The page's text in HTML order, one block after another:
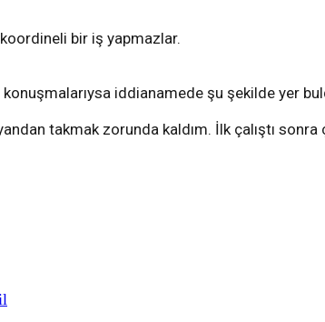
bir iş yapmazlar.
iddianamede şu şekilde yer
takmak zorunda kaldım. İlk çalıştı sonra